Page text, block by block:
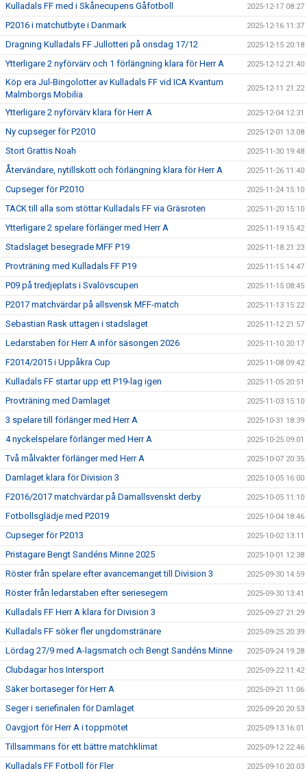
Kulladals FF med i Skånecupens Gåfotboll 2025-12-17 08:27
P2016 i matchutbyte i Danmark 2025-12-16 11:37
Dragning Kulladals FF Jullotteri på onsdag 17/12 2025-12-15 20:18
Ytterligare 2 nyförvärv och 1 förlängning klara för Herr A 2025-12-12 21:40
Köp era Jul-Bingolotter av Kulladals FF vid ICA Kvantum
Malmborgs Mobilia
2025-12-11 21:22
Ytterligare 2 nyförvärv klara för Herr A 2025-12-04 12:31
Ny cupseger för P2010 2025-12-01 13:08
Stort Grattis Noah 2025-11-30 19:48
Återvändare, nytillskott och förlängning klara för Herr A 2025-11-26 11:40
Cupseger för P2010 2025-11-24 15:10
TACK till alla som stöttar Kulladals FF via Gräsroten 2025-11-20 15:10
Ytterligare 2 spelare förlänger med Herr A 2025-11-19 15:42
Stadslaget besegrade MFF P19 2025-11-18 21:23
Provträning med Kulladals FF P19 2025-11-15 14:47
P09 på tredjeplats i Svalövscupen 2025-11-15 08:45
P2017 matchvärdar på allsvensk MFF-match 2025-11-13 15:22
Sebastian Rask uttagen i stadslaget 2025-11-12 21:57
Ledarstaben för Herr A inför säsongen 2026 2025-11-10 20:17
F2014/2015 i Uppåkra Cup 2025-11-08 09:42
Kulladals FF startar upp ett P19-lag igen 2025-11-05 20:51
Provträning med Damlaget 2025-11-03 15:10
3 spelare till förlänger med Herr A 2025-10-31 18:39
4 nyckelspelare förlänger med Herr A 2025-10-25 09:01
Två målvakter förlänger med Herr A 2025-10-07 20:35
Damlaget klara för Division 3 2025-10-05 16:00
F2016/2017 matchvärdar på Damallsvenskt derby 2025-10-05 11:10
Fotbollsglädje med P2019 2025-10-04 18:46
Cupseger för P2013 2025-10-02 13:11
Pristagare Bengt Sandéns Minne 2025 2025-10-01 12:38
Röster från spelare efter avancemanget till Division 3 2025-09-30 14:59
Röster från ledarstaben efter seriesegern 2025-09-30 13:41
Kulladals FF Herr A klara för Division 3 2025-09-27 21:29
Kulladals FF söker fler ungdomstränare 2025-09-25 20:39
Lördag 27/9 med A-lagsmatch och Bengt Sandéns Minne 2025-09-24 19:28
Clubdagar hos Intersport 2025-09-22 11:42
Säker bortaseger för Herr A 2025-09-21 11:06
Seger i seriefinalen för Damlaget 2025-09-20 20:53
Oavgjort för Herr A i toppmötet 2025-09-13 16:01
Tillsammans för ett bättre matchklimat 2025-09-12 22:46
Kulladals FF Fotboll för Fler 2025-09-10 20:03